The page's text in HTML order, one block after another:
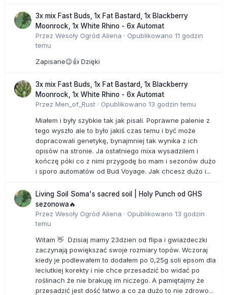
3x mix Fast Buds, 1x Fat Bastard, 1x Blackberry
Moonrock, 1x White Rhino - 6x Automat
Przez Wesoły Ogród Aliena · Opublikowano 11 godzin
temu
Zapisane😉👍 Dzięki
3x mix Fast Buds, 1x Fat Bastard, 1x Blackberry
Moonrock, 1x White Rhino - 6x Automat
Przez Men_of_Rust · Opublikowano 13 godzin temu
Miałem i były szybkie tak jak pisali. Poprawne palenie z
tego wyszło ale to było jakiś czas temu i być może
dopracowali genetykę, bynajmniej tak wynika z ich
opisów na stronie. Ja ostatniego mixa wysadzilem i
kończę póki co z nimi przygodę bo mam i sezonów dużo
i sporo automatów od Bud Voyage. Jak chcesz dużo i...
Living Soil Soma's sacred soil | Holy Punch od GHS
sezonowa🔥
Przez Wesoły Ogród Aliena · Opublikowano 13 godzin
temu
Witam 👋 Dzisiaj mamy 23dzien od flipa i gwiazdeczki
zaczynają powiększać swoje rozmiary topów. Wczoraj
kiedy je podlewałem to dodałem po 0,25g soli epsom dla
leciutkiej korekty i nie chce przesadzić bo widać po
roślinach że nie brakuję im niczego. A pamiętajmy że
przesadzić jest dość łatwo a co za dużo to nie zdrowo...